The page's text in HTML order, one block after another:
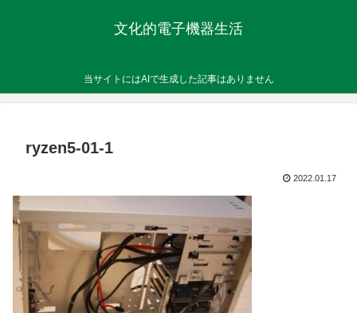
文化的電子機器生活
当サイトにはAIで生成した記事はありません
ryzen5-01-1
2022.01.17